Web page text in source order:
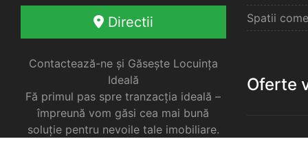
Directii
Contactează-ne și Găsește Locuința
Ideală
Fă primul pas spre tranzacția ideală –
împreună vom găsi cea mai bună
soluție pentru nevoile tale imobiliare.
Spatii
Oferte